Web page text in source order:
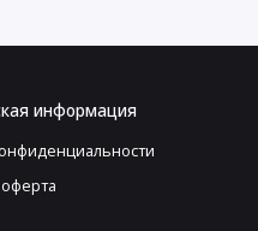
информация